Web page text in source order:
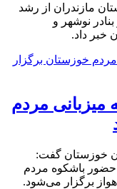
مازندران از رشد
نوشهر و
خبر داد.
مردم
خوزستان گفت:
حضور باشکوه مردم
برگزار می‌شود.